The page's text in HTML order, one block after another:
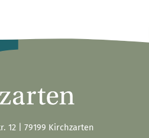
12 | 79199 Kirchzarten